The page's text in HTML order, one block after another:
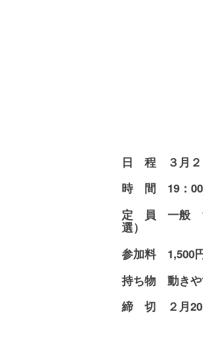
日 程 ３月２
時 間 19：00
定 員 一般 10
選）
参加料 1,500
持ち物 動きや
締 切 ２月20